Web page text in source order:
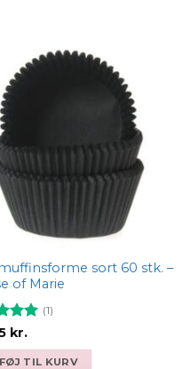
Add to
wishlist
sort 60 stk. –
of Marie
(1)
kr.
TIL KURV